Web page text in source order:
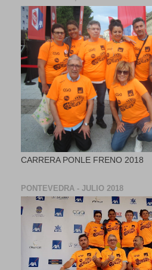
CARRERA PONLE FRENO 2018
PONTEVEDRA - JULIO 2018